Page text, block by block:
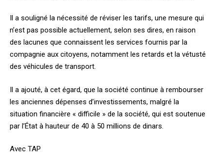
Il a souligné la nécessité de réviser les tarifs, une mesure qui
n’est pas possible actuellement, selon ses dires, en raison
des lacunes que connaissent les services fournis par la
compagnie aux citoyens, notamment les retards et la vétusté
des véhicules de transport.
Il a ajouté, à cet égard, que la société continue à rembourser
les anciennes dépenses d’investissements, malgré la
situation financière « difficile » de la société, qui est soutenue
par l’État à hauteur de 40 à 50 millions de dinars.
Avec TAP